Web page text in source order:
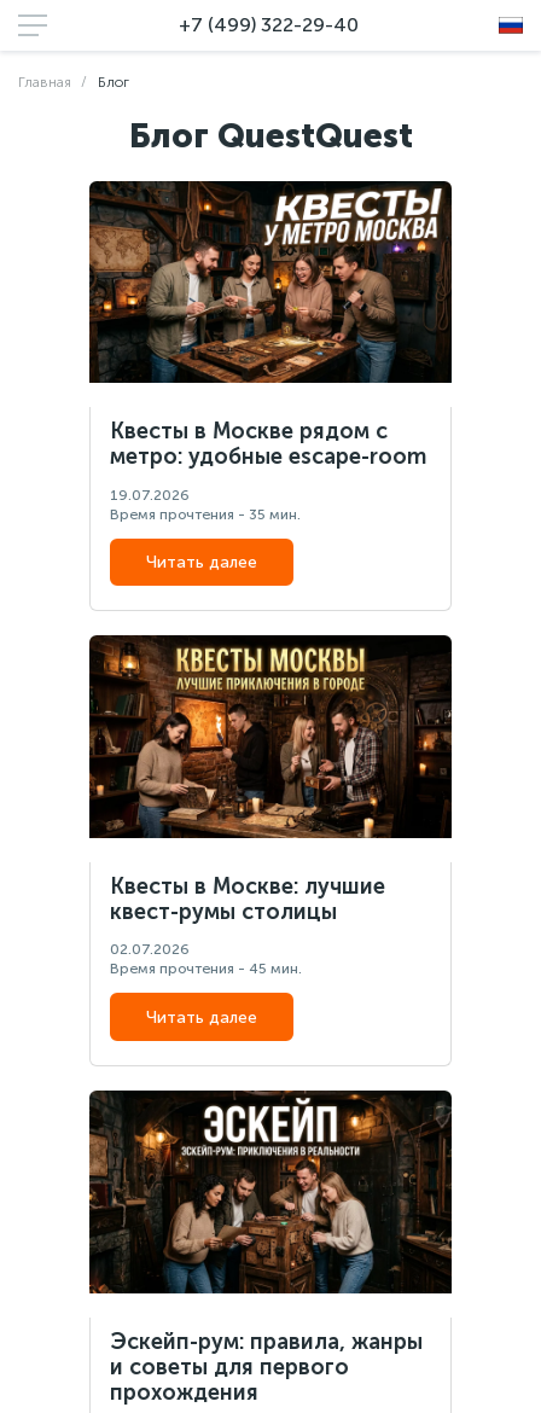
+7 (499) 322-29-40
Главная Блог
Блог QuestQuest
Квесты в Москве рядом с
метро: удобные escape-room
19.07.2026
Время прочтения - 35 мин.
Читать далее
Квесты в Москве: лучшие
квест-румы столицы
02.07.2026
Время прочтения - 45 мин.
Читать далее
Эскейп-рум: правила, жанры
и советы для первого
прохождения